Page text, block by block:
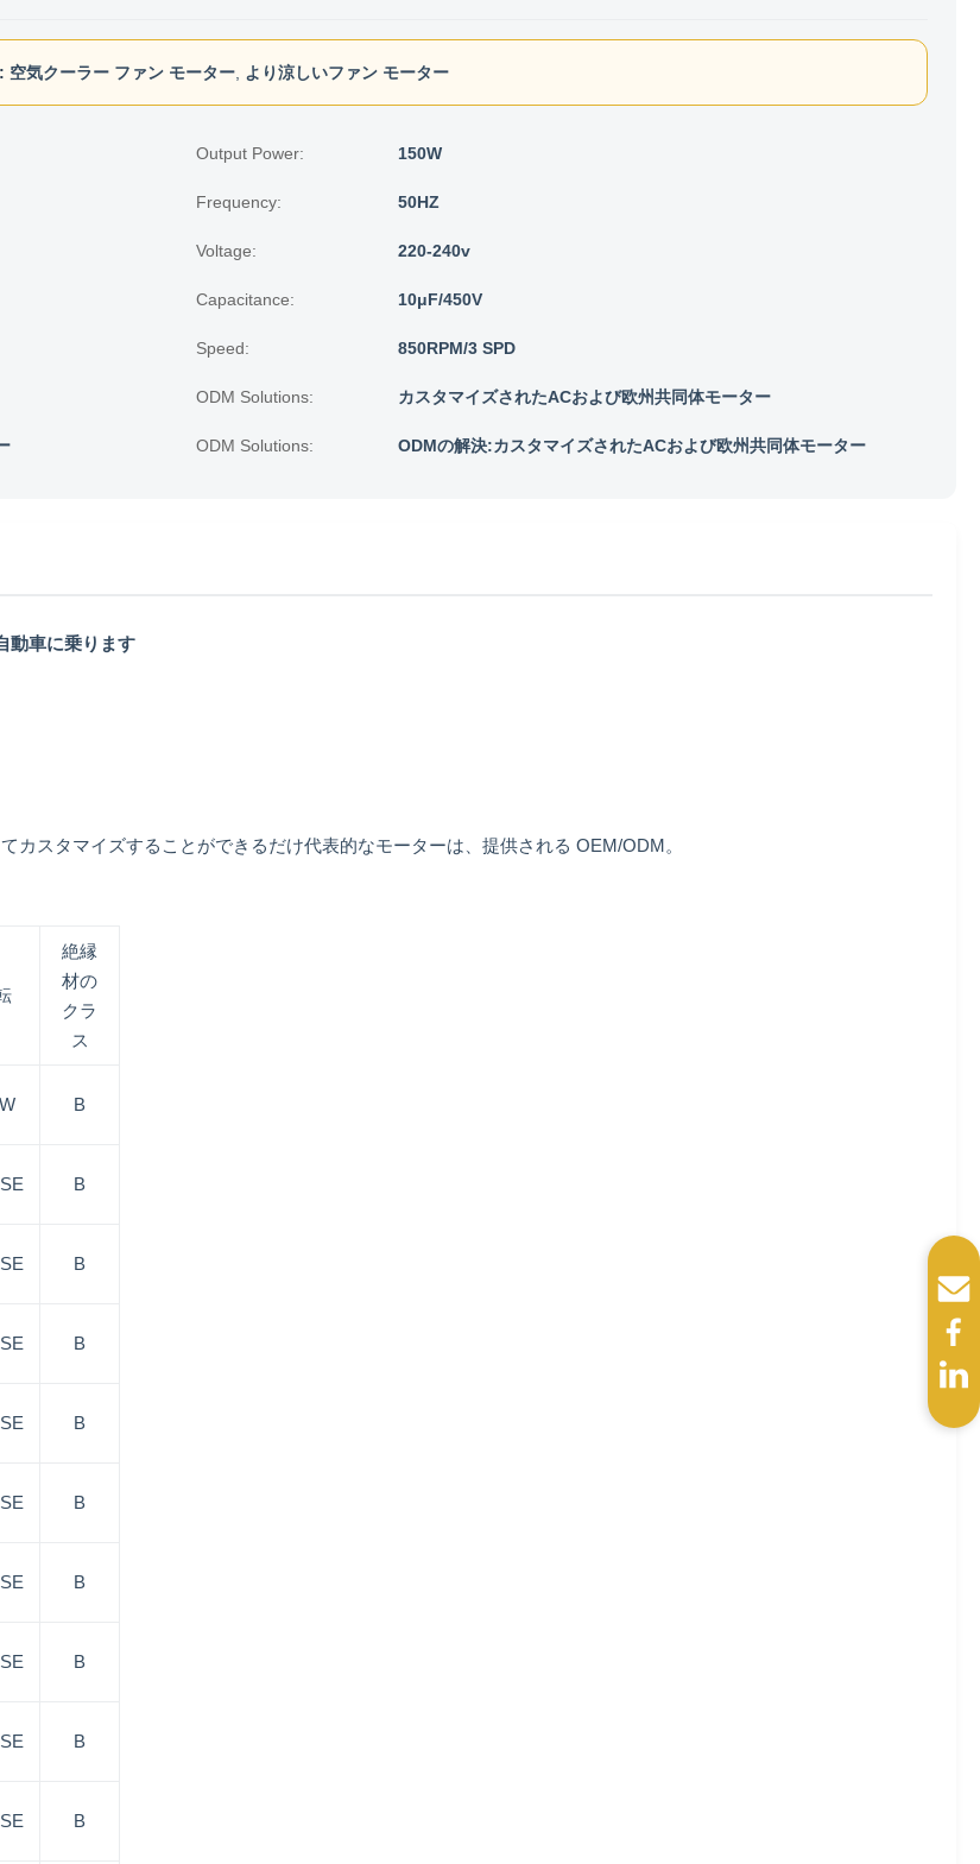
空気クーラー ファン モーター, より涼しいファン モーター
Output Power: 150W
Frequency: 50HZ
Voltage: 220-240v
Capacitance: 10μF/450V
Speed: 850RPM/3 SPD
ODM Solutions: カスタマイズされたACおよび欧州共同体モーター
ODM Solutions: ODMの解決:カスタマイズされたACおよび欧州共同体モーター
動車に乗ります
スタマイズすることができるだけ代表的なモーターは、提供される OEM/ODM。
絶縁
材の
クラ
ス
B
B
B
B
B
B
B
B
B
B